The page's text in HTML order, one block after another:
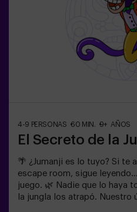
4-9 PERSONAS 60 MIN. 9+ AÑOS
El Secreto de la
🌴 ¿Jumanji es lo tuyo? Si te
escape room, sigue
juego. 🌿 Nadie que lo haya
la jungla los atrapó. Nuestro